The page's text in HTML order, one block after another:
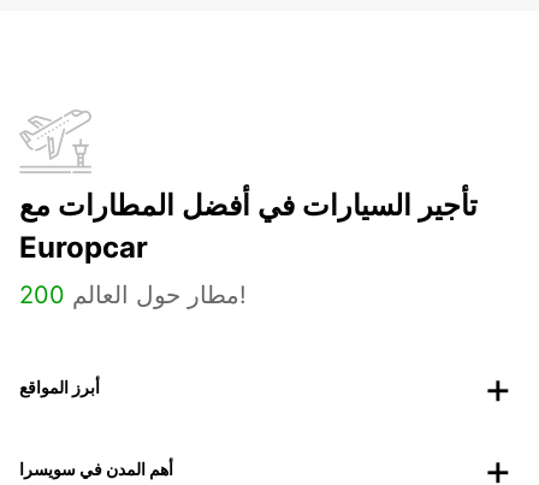
تأجير السيارات في أفضل المطارات مع
Europcar
200 مطار حول العالم!
أبرز المواقع
أهم المدن في سويسرا